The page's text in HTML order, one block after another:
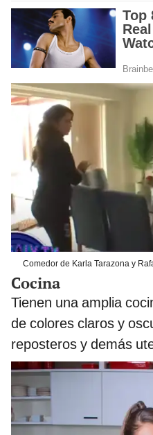
Comedor de Karla Tarazona y
Cocina
Tienen una amplia
de colores claros y
reposteros y demás